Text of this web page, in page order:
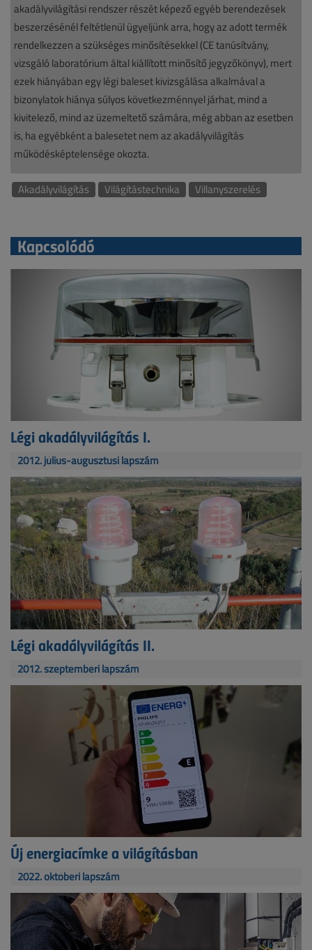
akadályvilágítási rendszer részét képező egyéb berendezések
beszerzésénél feltétlenül ügyeljünk arra, hogy az adott termék
rendelkezzen a szükséges minősítésekkel (CE tanúsítvány,
vizsgáló laboratórium által kiállított minősítő jegyzőkönyv), mert
ezek hiányában egy légi baleset kivizsgálása alkalmával a
bizonylatok hiánya súlyos következménnyel járhat, mind a
kivitelező, mind az üzemeltető számára, még abban az esetben
is, ha egyébként a balesetet nem az akadályvilágítás
működésképtelensége okozta.
Akadályvilágítás Világítástechnika Villanyszerelés
Kapcsolódó
Légi akadályvilágítás I.
2012. július-augusztusi lapszám
Légi akadályvilágítás II.
2012. szeptemberi lapszám
Új energiacímke a világításban
2022. októberi lapszám